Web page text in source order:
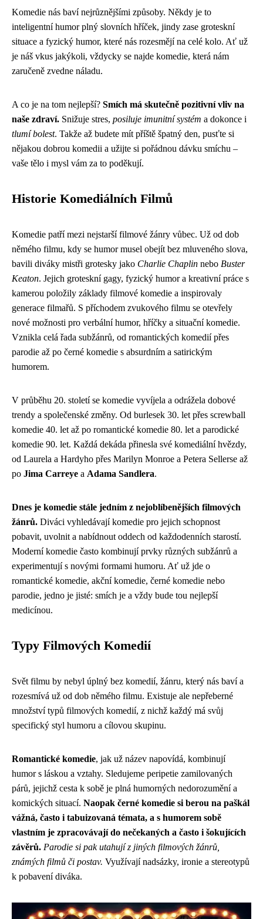
Komedie nás baví nejrůznějšími způsoby. Někdy je to
inteligentní humor plný slovních hříček, jindy zase groteskní
situace a fyzický humor, které nás rozesmějí na celé kolo. Ať už
je náš vkus jakýkoli, vždycky se najde komedie, která nám
zaručeně zvedne náladu.
A co je na tom nejlepší? Smích má skutečně pozitivní vliv na
naše zdraví. Snižuje stres, posiluje imunitní systém a dokonce i
tlumí bolest. Takže až budete mít příště špatný den, pusťte si
nějakou dobrou komedii a užijte si pořádnou dávku smíchu –
vaše tělo i mysl vám za to poděkují.
Historie Komediálních Filmů
Komedie patří mezi nejstarší filmové žánry vůbec. Už od dob
němého filmu, kdy se humor musel obejít bez mluveného slova,
bavili diváky mistři grotesky jako Charlie Chaplin nebo Buster
Keaton. Jejich groteskní gagy, fyzický humor a kreativní práce s
kamerou položily základy filmové komedie a inspirovaly
generace filmařů. S příchodem zvukového filmu se otevřely
nové možnosti pro verbální humor, hříčky a situační komedie.
Vznikla celá řada subžánrů, od romantických komedií přes
parodie až po černé komedie s absurdním a satirickým
humorem.
V průběhu 20. století se komedie vyvíjela a odrážela dobové
trendy a společenské změny. Od burlesek 30. let přes screwball
komedie 40. let až po romantické komedie 80. let a parodické
komedie 90. let. Každá dekáda přinesla své komediální hvězdy,
od Laurela a Hardyho přes Marilyn Monroe a Petera Sellerse až
po Jima Carreye a Adama Sandlera.
Dnes je komedie stále jedním z nejoblíbenějších filmových
žánrů. Diváci vyhledávají komedie pro jejich schopnost
pobavit, uvolnit a nabídnout oddech od každodenních starostí.
Moderní komedie často kombinují prvky různých subžánrů a
experimentují s novými formami humoru. Ať už jde o
romantické komedie, akční komedie, černé komedie nebo
parodie, jedno je jisté: smích je a vždy bude tou nejlepší
medicínou.
Typy Filmových Komedií
Svět filmu by nebyl úplný bez komedií, žánru, který nás baví a
rozesmívá už od dob němého filmu. Existuje ale nepřeberné
množství typů filmových komedií, z nichž každý má svůj
specifický styl humoru a cílovou skupinu.
Romantické komedie, jak už název napovídá, kombinují
humor s láskou a vztahy. Sledujeme peripetie zamilovaných
párů, jejichž cesta k sobě je plná humorných nedorozumění a
komických situací. Naopak černé komedie si berou na paškál
vážná, často i tabuizovaná témata, a s humorem sobě
vlastním je zpracovávají do nečekaných a často i šokujících
závěrů. Parodie si pak utahují z jiných filmových žánrů,
známých filmů či postav. Využívají nadsázky, ironie a stereotypů
k pobavení diváka.